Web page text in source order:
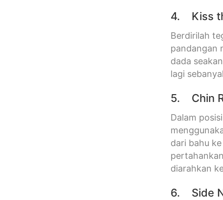
4. Kiss
Berdirilah
pandangan
dada
lagi
5. Chin
Dalam
dari bahu
diarahkan
6. Side